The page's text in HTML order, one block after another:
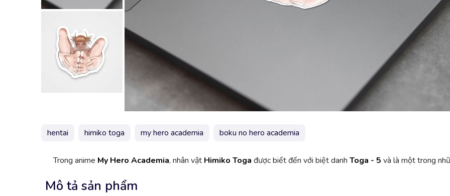
hentai himiko toga my hero academia boku no hero academia
Trong anime My Hero Academia, nhân vật Himiko Toga được biết đến với biệt danh Toga - 5 và là một trong
Mô tả sản phẩm